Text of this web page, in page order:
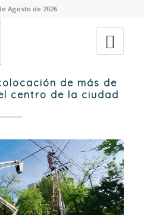
Agosto de 2026
de más de
centro de la ciudad